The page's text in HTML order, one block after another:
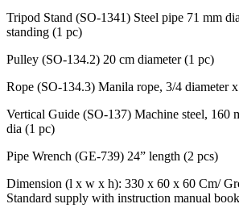
Tripod Stand (SO-1341) Steel pipe 71 mm
standing (1 pc)
Pulley (SO-134.2) 20 cm diameter (1 pc)
Rope (SO-134.3) Manila rope, 3/4 diameter
Vertical Guide (SO-137) Machine steel, 160
dia (1 pc)
Pipe Wrench (GE-739) 24” length (2 pcs)
Dimension (l x w x h): 330 x 60 x 60 Cm/
Standard supply with instruction manual